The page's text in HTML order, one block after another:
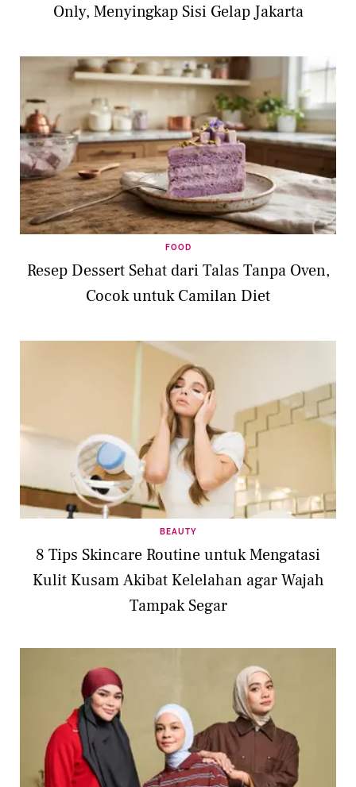
Only, Menyingkap Sisi Gelap Jakarta
FOOD
Resep Dessert Sehat dari Talas Tanpa Oven,
Cocok untuk Camilan Diet
BEAUTY
8 Tips Skincare Routine untuk Mengatasi
Kulit Kusam Akibat Kelelahan agar Wajah
Tampak Segar